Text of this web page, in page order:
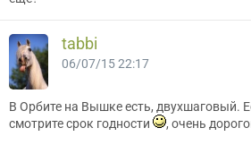
tabbi
06/07/15 22:17
В Орбите на Вышке есть, двухшаговый.
смотрите срок годности
, очень